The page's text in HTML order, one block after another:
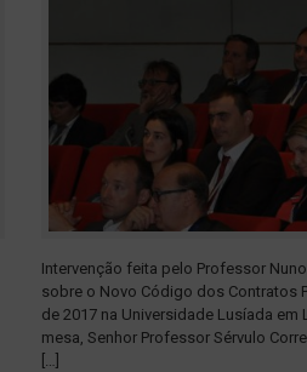
Intervenção feita pelo Professor
sobre o Novo Código dos Contratos
de 2017 na Universidade Lusíada
mesa, Senhor Professor Sérvulo
[…]